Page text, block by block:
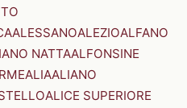
ALESSANOALEZIOALFANO
NATTAALFONSINE
ALIAALIANO
ALICE SUPERIORE